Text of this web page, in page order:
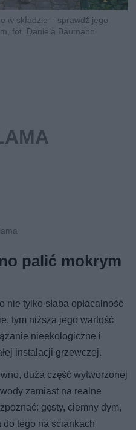
w składzie – sprawdź jego
fot. Daniela Baumann
palić mokrym
tylko słaba opłacalność
tym niższa jego wartość
nieekologiczne i
instalacji grzewczej.
duża część wytworzonej
zamiast na realne
gęsty, ciemny dym,
tego na ściankach